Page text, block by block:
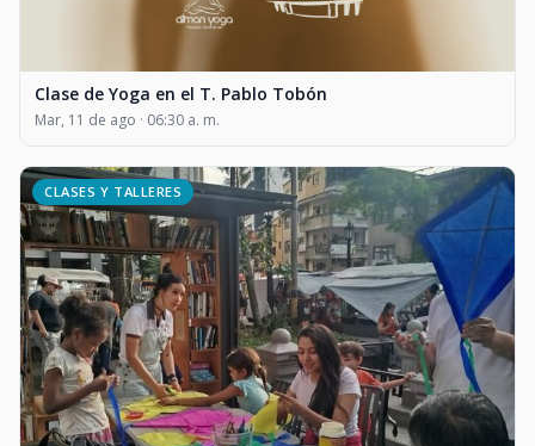
Clase de Yoga en el T. Pablo Tobón
Mar, 11 de ago · 06:30 a. m.
CLASES Y TALLERES